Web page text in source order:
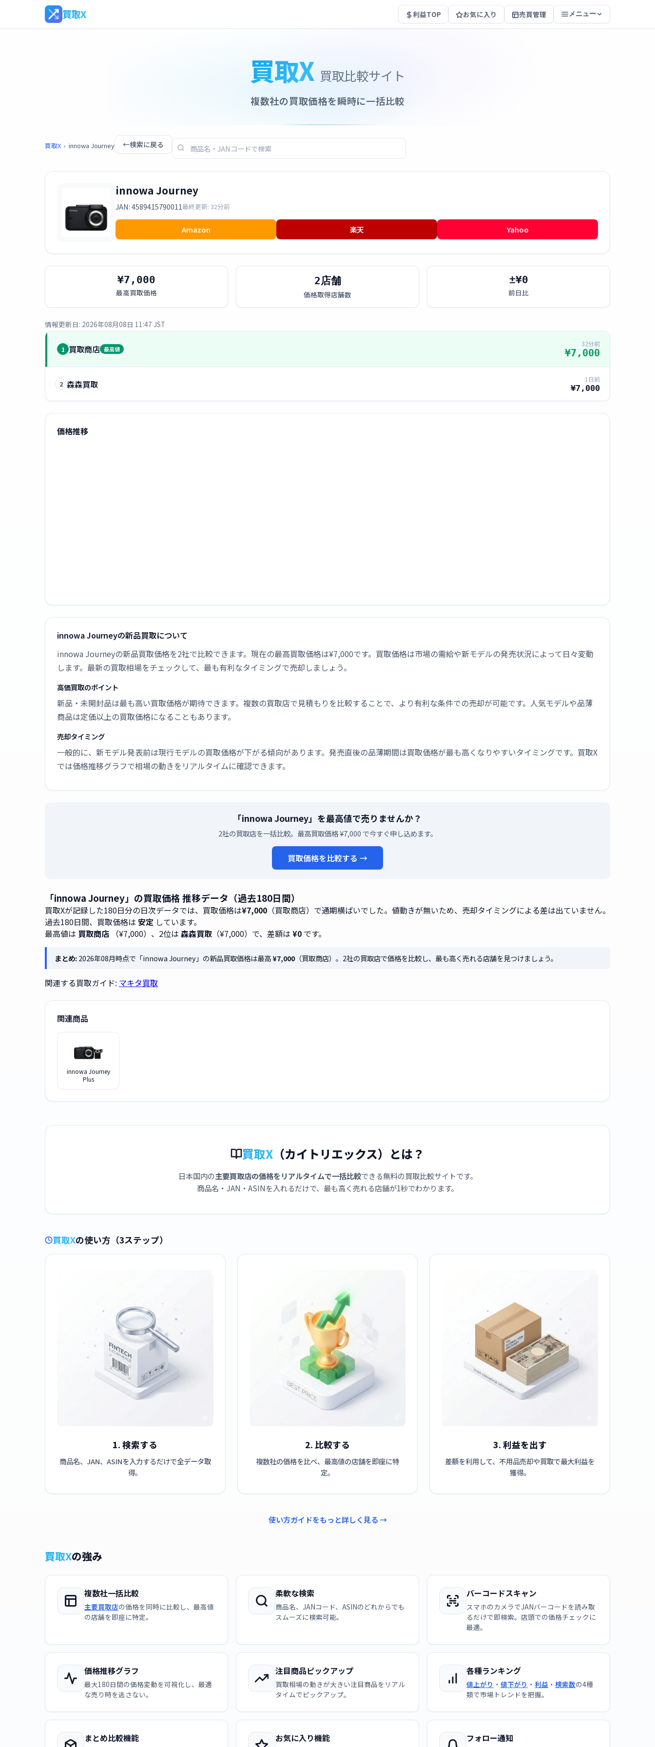
買取X 利益TOP お気に入り 売買管理 メニュー
買取X 買取比較サイト
複数社の買取価格を瞬時に一括比較
買取X › innowa Journey ←検索に戻る
innowa Journey
JAN: 4589415790011最終更新: 32分前
Amazon 楽天 Yahoo
¥7,000
最高買取価格
2店舗
価格取得店舗数
±¥0
前日比
情報更新日: 2026年08月08日 11:47 JST
1 買取商店 最高値
32分前
¥7,000
2 森森買取 1日前
¥7,000
価格推移
innowa Journeyの新品買取について
innowa Journeyの新品買取価格を2社で比較できます。現在の最高買取価格は¥7,000です。買取価格は市場の需給や新モデルの発売状況によって日々変動
します。最新の買取相場をチェックして、最も有利なタイミングで売却しましょう。
高価買取のポイント
新品・未開封品は最も高い買取価格が期待できます。複数の買取店で見積もりを比較することで、より有利な条件での売却が可能です。人気モデルや品薄
商品は定価以上の買取価格になることもあります。
売却タイミング
一般的に、新モデル発表前は現行モデルの買取価格が下がる傾向があります。発売直後の品薄期間は買取価格が最も高くなりやすいタイミングです。買取X
では価格推移グラフで相場の動きをリアルタイムに確認できます。
「innowa Journey」を最高値で売りませんか？
2社の買取店を一括比較。最高買取価格 ¥7,000 で今すぐ申し込めます。
買取価格を比較する →
「innowa Journey」の買取価格 推移データ（過去180日間）
買取Xが記録した180日分の日次データでは、買取価格は¥7,000 （買取商店）で通期横ばいでした。値動きが無いため、売却タイミングによる差は出ていません。
過去180日間、買取価格は 安定 しています。
最高値は 買取商店 （¥7,000）、2位は 森森買取 （¥7,000）で、差額は ¥0 です。
まとめ:2026年08月時点で「innowa Journey」の新品買取価格は最高¥7,000（買取商店）。2社の買取店で価格を比較し、最も高く売れる店舗を見つけましょう。
関連する買取ガイド: マキタ買取
関連商品
innowa Journey
Plus
買取X （カイトリエックス）とは？
日本国内の主要買取店の価格をリアルタイムで一括比較できる無料の買取比較サイトです。
商品名・JAN・ASINを入れるだけで、最も高く売れる店舗が1秒でわかります。
買取Xの使い方（3ステップ）
1. 検索する
商品名、JAN、ASINを入力するだけで全データ取
得。
2. 比較する
複数社の価格を比べ、最高値の店舗を即座に特
定。
3. 利益を出す
差額を利用して、不用品売却や買取で最大利益を
獲得。
使い方ガイドをもっと詳しく見る →
買取Xの強み
複数社一括比較
主要買取店の価格を同時に比較し、最高値
の店舗を即座に特定。
柔軟な検索
商品名、JANコード、ASINのどれからでも
スムーズに検索可能。
バーコードスキャン
スマホのカメラでJANバーコードを読み取
るだけで即検索。店頭での価格チェックに
最適。
価格推移グラフ
最大180日間の価格変動を可視化し、最適
な売り時を逃さない。
注目商品ピックアップ
買取相場の動きが大きい注目商品をリアル
タイムでピックアップ。
各種ランキング
値上がり ・ 値下がり ・ 利益 ・ 検索数の4種
類で市場トレンドを把握。
まとめ比較機能 お気に入り機能 フォロー通知